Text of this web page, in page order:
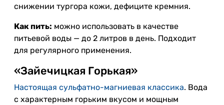
снижении тургора кожи, дефиците кремния.
Как пить: можно использовать в качестве
питьевой воды — до 2 литров в день. Подходит
для регулярного применения.
«Зайечицкая Горькая»
Настоящая сульфатно-магниевая классика. Вода
с характерным горьким вкусом и мощным